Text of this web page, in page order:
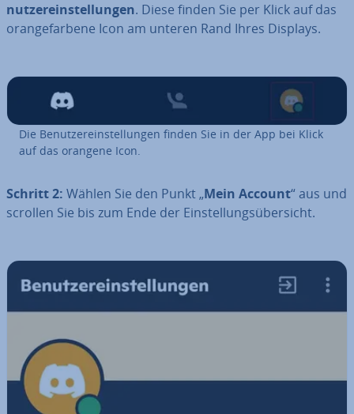
nut­zer­ein­stel­lun­gen. Diese finden Sie per Klick auf das
oran­ge­far­be­ne Icon am unteren Rand Ihres Displays.
Die Be­nut­zer­ein­stel­lun­gen finden Sie in der App bei Klick
auf das orangene Icon.
Schritt 2: Wählen Sie den Punkt „Mein Account“ aus und
scrollen Sie bis zum Ende der Ein­stel­lungs­über­sicht.